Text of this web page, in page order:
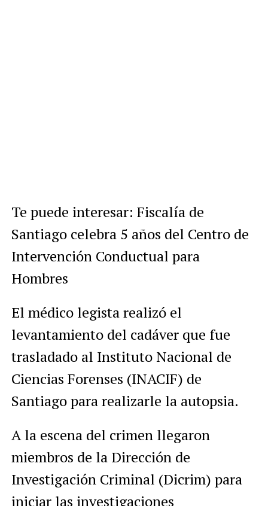
Te puede interesar: Fiscalía de
Santiago celebra 5 años del Centro de
Intervención Conductual para
Hombres
El médico legista realizó el
levantamiento del cadáver que fue
trasladado al Instituto Nacional de
Ciencias Forenses (INACIF) de
Santiago para realizarle la autopsia.
A la escena del crimen llegaron
miembros de la Dirección de
Investigación Criminal (Dicrim) para
iniciar las investigaciones